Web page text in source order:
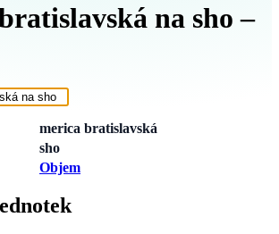
na sho –
merica bratislavská
sho
Objem